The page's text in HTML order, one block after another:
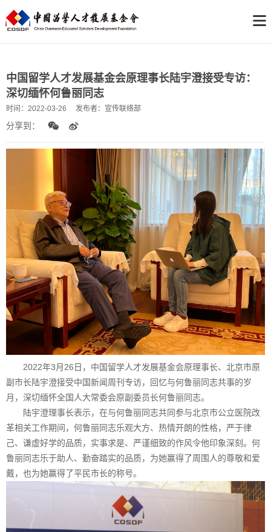
中国留学人才发展基金会原理事长陆宇澄接受专访：
深切缅怀何鲁丽同志
时间： 2022-03-26 发布者： 宣传联络部
分享到：
2022年3月26日，中国留学人才发展基金会原理事长、北京市原
副市长陆宇澄接受中国新闻周刊专访，回忆与何鲁丽同志共事的岁
月，深切缅怀全国人大常委会原副委员长何鲁丽同志。
陆宇澄理事长表示，在与何鲁丽同志共同参与北京市公立医院改
革相关工作期间，何鲁丽同志乐观大方、热情开朗的性格，严于律
己、谦虚好学的品质，实事求是、严谨细致的作风令他印象深刻。何
鲁丽同志乐于助人、勤奋踏实的品质，为她赢得了周围人的尊敬和爱
戴，也为她赢得了平民市长的称号。